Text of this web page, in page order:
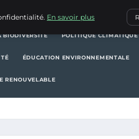
POLITIQUES
BIODIVERSITÉ POLITIQUE CLIMATIQUE
ÉDUCATION ENVIRONNEMENTALE
RENOUVELABLE
En savoir plus